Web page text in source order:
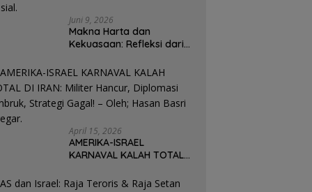
Juni 9, 2026
Makna Harta dan
Kekuasaan: Refleksi dari
Mujica Mantan Presiden
Uruguay Oleh: Hasan
Basri Siregar, Redaktur
Utomo News, Rubrik: Opini
April 15, 2026
AMERIKA-ISRAEL
KARNAVAL KALAH TOTAL
Diplomasi Ambruk,